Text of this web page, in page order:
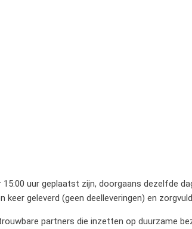
uur geplaatst zijn, doorgaans dezelfde
geleverd (geen deelleveringen) en
partners die inzetten op duurzame